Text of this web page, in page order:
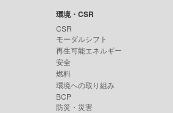
環境・CSR
CSR
モーダルシフト
再生可能エネルギー
安全
燃料
環境への取り組み
BCP
防災・災害